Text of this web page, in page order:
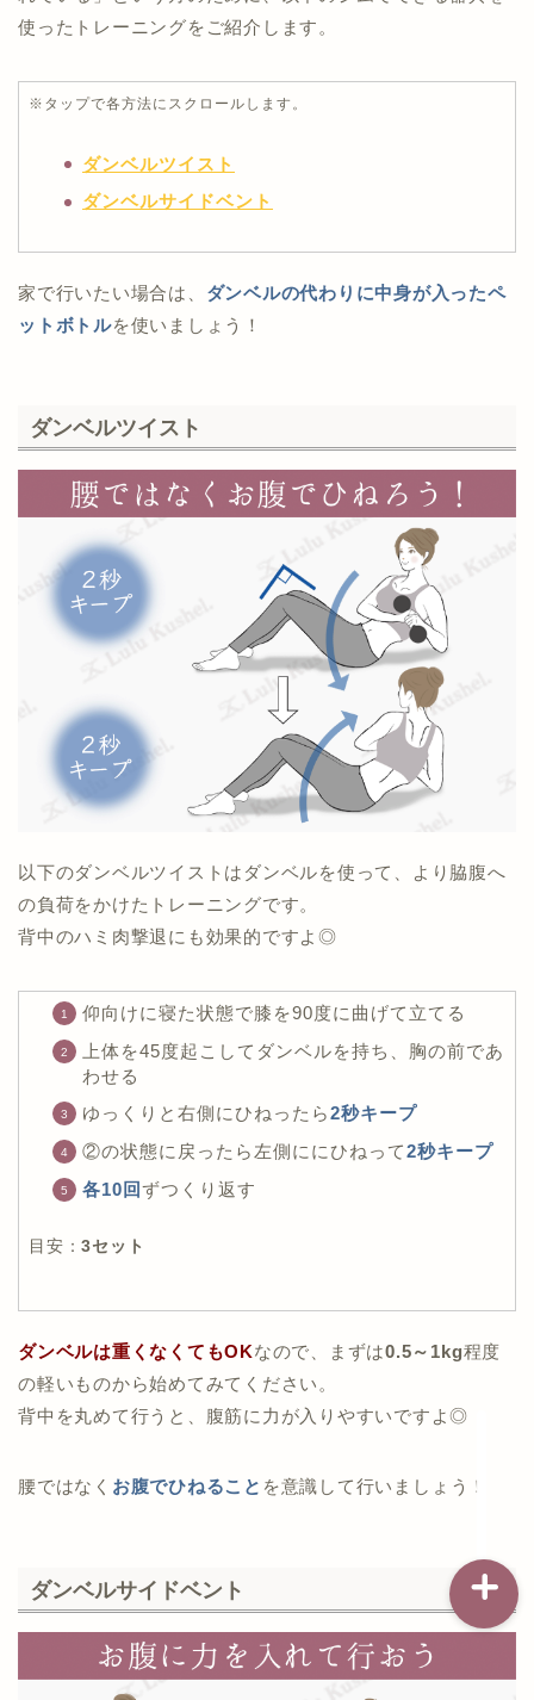
使ったトレーニングをご紹介します。
※タップで各方法にスクロールします。
ダンベルツイスト
ダンベルサイドベント
家で行いたい場合は、 ダンベルの代わりに中身が入ったペ
ットボトルを使いましょう！
ダンベルツイスト
以下のダンベルツイストはダンベルを使って、より脇腹へ
の負荷をかけたトレーニングです。
背中のハミ肉撃退にも効果的ですよ◎
仰向けに寝た状態で膝を90度に曲げて立てる
上体を45度起こしてダンベルを持ち、胸の前であ
わせる
ゆっくりと右側にひねったら2秒キープ
②の状態に戻ったら左側ににひねって2秒キープ
各10回ずつくり返す
目安：3セット
ダンベルは重くなくてもOKなので、まずは0.5～1kg程度
の軽いものから始めてみてください。
背中を丸めて行うと、腹筋に力が入りやすいですよ◎
腰ではなく お腹でひねること を意識して行いましょう！
ダンベルサイドベント
ダイエット
バストアップ（育乳）